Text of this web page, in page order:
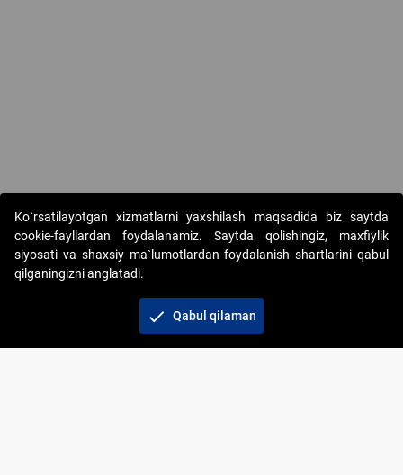
Copyright © 2017-2026. "Elektron onlayn-auksionlarni
tashkil etish" AJ. Barcha huquqlar himoyalangan
Ko`rsatilayotgan xizmatlarni yaxshilash maqsadida biz saytda
cookie-fayllardan foydalanamiz. Saytda qolishingiz, maxfiylik
siyosati va shaxsiy ma`lumotlardan foydalanish shartlarini qabul
qilganingizni anglatadi.
check Qabul qilaman